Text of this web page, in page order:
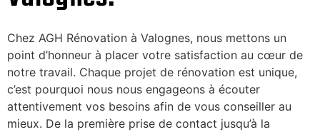
Chez AGH Rénovation à Valognes, nous mettons un
point d’honneur à placer votre satisfaction au cœur de
notre travail. Chaque projet de rénovation est unique,
c’est pourquoi nous nous engageons à écouter
attentivement vos besoins afin de vous conseiller au
mieux. De la première prise de contact jusqu’à la